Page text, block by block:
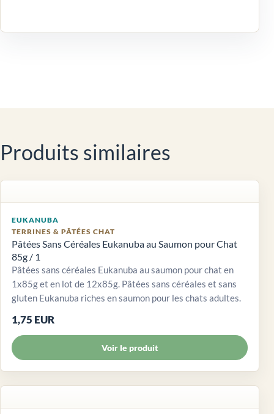
Produits similaires
EUKANUBA
TERRINES & PÂTÉES CHAT
Pâtées Sans Céréales Eukanuba au Saumon pour Chat
85g / 1
Pâtées sans céréales Eukanuba au saumon pour chat en
1x85g et en lot de 12x85g. Pâtées sans céréales et sans
gluten Eukanuba riches en saumon pour les chats adultes.
1,75 EUR
Voir le produit